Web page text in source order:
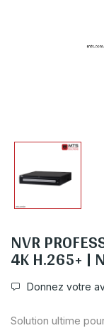
NVR
4K H.265+ |
Donnez votre
Solution ultime